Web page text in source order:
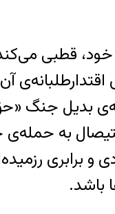
قطبی
بدیل جنگ
به
و برابری
باشد.